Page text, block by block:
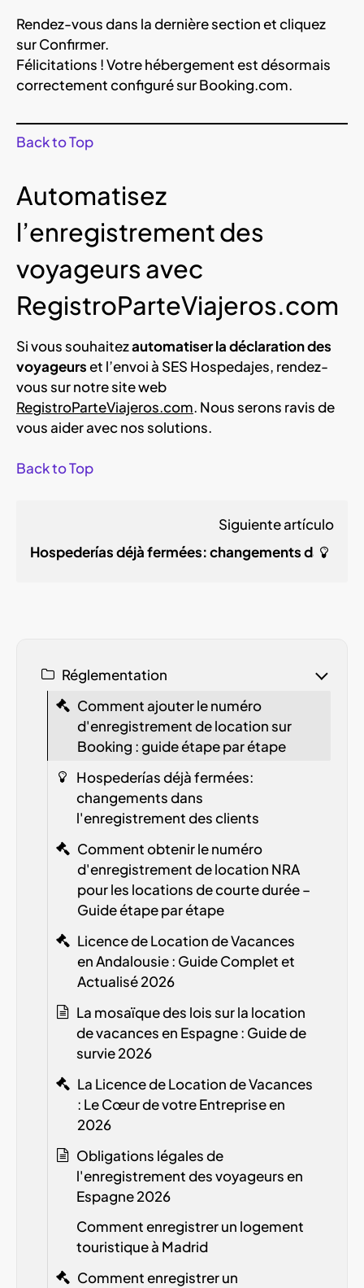
Rendez-vous dans la dernière section et cliquez
sur Confirmer.
Félicitations ! Votre hébergement est désormais
correctement configuré sur Booking.com.
Back to Top
Automatisez
l’enregistrement des
voyageurs avec
RegistroParteViajeros.com
Si vous souhaitezautomatiser la déclaration des
voyageurset l’envoi à SES Hospedajes, rendez-
vous sur notre site web
RegistroParteViajeros.com. Nous serons ravis de
vous aider avec nos solutions.
Back to Top
Siguiente artículo
Hospederías déjà fermées: changements dans
Réglementation
Comment ajouter le numéro
d'enregistrement de location sur
Booking : guide étape par étape
Hospederías déjà fermées:
changements dans
l'enregistrement des clients
Comment obtenir le numéro
d'enregistrement de location NRA
pour les locations de courte durée –
Guide étape par étape
Licence de Location de Vacances
en Andalousie : Guide Complet et
Actualisé 2026
La mosaïque des lois sur la location
de vacances en Espagne : Guide de
survie 2026
La Licence de Location de Vacances
: Le Cœur de votre Entreprise en
2026
Obligations légales de
l'enregistrement des voyageurs en
Espagne2026
Comment enregistrer un logement
touristique à Madrid
Comment enregistrer un